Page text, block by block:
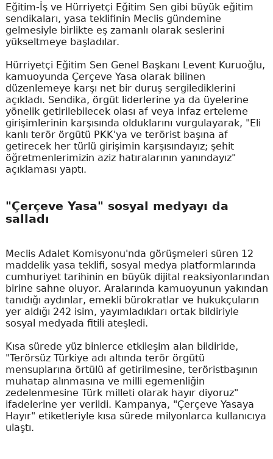
Eğitim-İş ve Hürriyetçi Eğitim Sen gibi büyük eğitim
sendikaları, yasa teklifinin Meclis gündemine
gelmesiyle birlikte eş zamanlı olarak seslerini
yükseltmeye başladılar.
Hürriyetçi Eğitim Sen Genel Başkanı Levent Kuruoğlu,
kamuoyunda Çerçeve Yasa olarak bilinen
düzenlemeye karşı net bir duruş sergilediklerini
açıkladı. Sendika, örgüt liderlerine ya da üyelerine
yönelik getirilebilecek olası af veya infaz erteleme
girişimlerinin karşısında olduklarını vurgulayarak, "Eli
kanlı terör örgütü PKK'ya ve terörist başına af
getirecek her türlü girişimin karşısındayız; şehit
öğretmenlerimizin aziz hatıralarının yanındayız"
açıklaması yaptı.
"Çerçeve Yasa" sosyal medyayı da
salladı
Meclis Adalet Komisyonu'nda görüşmeleri süren 12
maddelik yasa teklifi, sosyal medya platformlarında
cumhuriyet tarihinin en büyük dijital reaksiyonlarından
birine sahne oluyor. Aralarında kamuoyunun yakından
tanıdığı aydınlar, emekli bürokratlar ve hukukçuların
yer aldığı 242 isim, yayımladıkları ortak bildiriyle
sosyal medyada fitili ateşledi.
Kısa sürede yüz binlerce etkileşim alan bildiride,
"Terörsüz Türkiye adı altında terör örgütü
mensuplarına örtülü af getirilmesine, teröristbaşının
muhatap alınmasına ve milli egemenliğin
zedelenmesine Türk milleti olarak hayır diyoruz"
ifadelerine yer verildi. Kampanya, "Çerçeve Yasaya
Hayır" etiketleriyle kısa sürede milyonlarca kullanıcıya
ulaştı.